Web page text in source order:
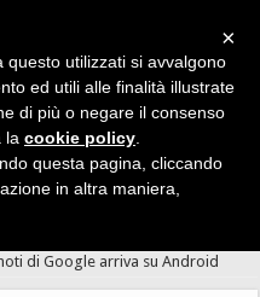
recensioni, guide, app, giochi ...
di Google arriva su Android
×
utilizzati si avvalgono
ed utili alle finalità illustrate
di più o negare il consenso
la cookie policy
questa pagina, cliccando
in altra maniera,